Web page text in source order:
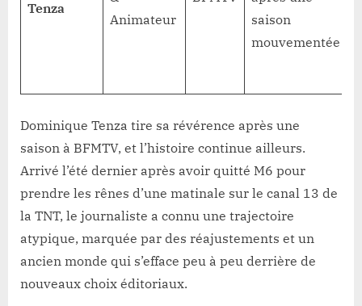
Tenza
Animateur
saison
mouvementée
Dominique Tenza tire sa révérence après une
saison à BFMTV, et l’histoire continue ailleurs.
Arrivé l’été dernier après avoir quitté M6 pour
prendre les rênes d’une matinale sur le canal 13 de
la TNT, le journaliste a connu une trajectoire
atypique, marquée par des réajustements et un
ancien monde qui s’efface peu à peu derrière de
nouveaux choix éditoriaux.